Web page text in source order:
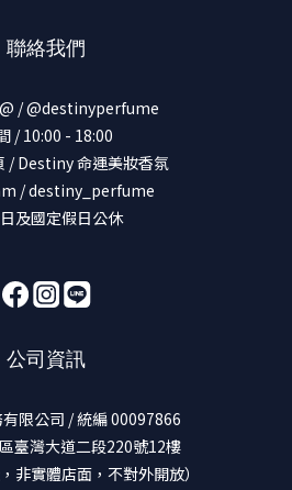
聯絡我們
/ @destinyperfume
/ 10:00 - 18:00
/ Destiny 命運美妝香氛
/ destiny_perfume
及國定假日公休
公司資訊
限公司 / 統編 00097866
臺灣大道二段220號12樓
非實體店面，不對外開放）